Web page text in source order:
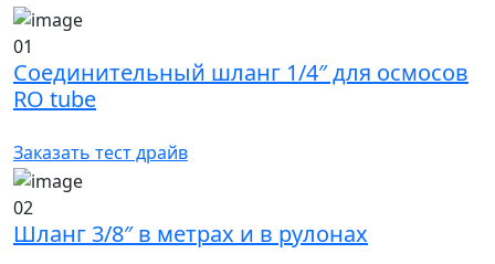
01
Соединительный шланг 1/4″ для осмосов
RO tube
Заказать тест драйв
02
Шланг 3/8″ в метрах и в рулонах